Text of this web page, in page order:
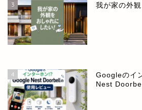
3 我が家の外
4
Googleのイ
Nest